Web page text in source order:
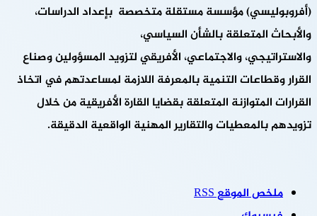
(أفروبوليسي) مؤسسة مستقلة متخصصة بإعداد الدراسات،
والأبحاث المتعلقة بالشأن السياسي،
والاستراتيجي، والاجتماعي، الأفريقي لتزويد المسؤولين وصناع
القرار وقطاعات التنمية بالمعرفة اللازمة لمساعدتهم في اتخاذ
القرارات المتوازنة المتعلقة بقضايا القارة الأفريقية من خلال
تزويدهم بالمعطيات والتقارير المهنية الواقعية الدقيقة.
ملخص الموقع RSS